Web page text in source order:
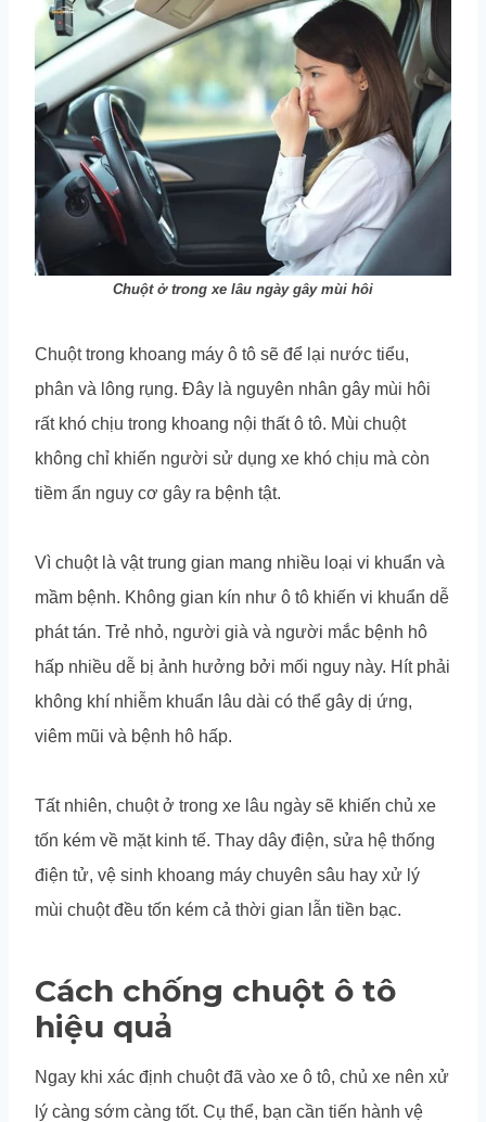
Chuột ở trong xe lâu ngày gây mùi hôi
Chuột trong khoang máy ô tô sẽ để lại nước tiểu,
phân và lông rụng. Đây là nguyên nhân gây mùi hôi
rất khó chịu trong khoang nội thất ô tô. Mùi chuột
không chỉ khiến người sử dụng xe khó chịu mà còn
tiềm ẩn nguy cơ gây ra bệnh tật.
Vì chuột là vật trung gian mang nhiều loại vi khuẩn và
mầm bệnh. Không gian kín như ô tô khiến vi khuẩn dễ
phát tán. Trẻ nhỏ, người già và người mắc bệnh hô
hấp nhiều dễ bị ảnh hưởng bởi mối nguy này. Hít phải
không khí nhiễm khuẩn lâu dài có thể gây dị ứng,
viêm mũi và bệnh hô hấp.
Tất nhiên, chuột ở trong xe lâu ngày sẽ khiến chủ xe
tốn kém về mặt kinh tế. Thay dây điện, sửa hệ thống
điện tử, vệ sinh khoang máy chuyên sâu hay xử lý
mùi chuột đều tốn kém cả thời gian lẫn tiền bạc.
Cách chống chuột ô tô
hiệu quả
Ngay khi xác định chuột đã vào xe ô tô, chủ xe nên xử
lý càng sớm càng tốt. Cụ thể, bạn cần tiến hành vệ